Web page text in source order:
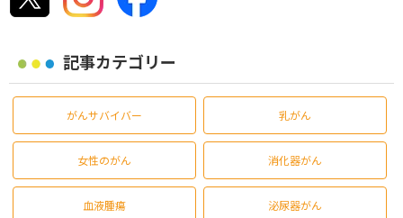
記事カテゴリー
がんサバイバー 乳がん
女性のがん 消化器がん
血液腫瘍 泌尿器がん